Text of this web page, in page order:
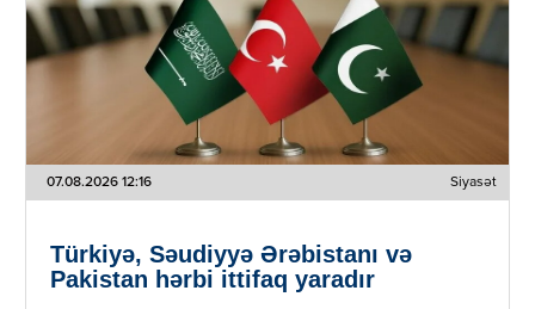
07.08.2026 12:16 Siyasət
Türkiyə, Səudiyyə Ərəbistanı və
Pakistan hərbi ittifaq yaradır